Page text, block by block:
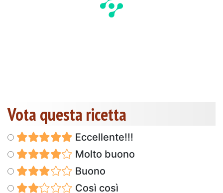
Vota questa ricetta
Eccellente!!!
Molto buono
Buono
Così così